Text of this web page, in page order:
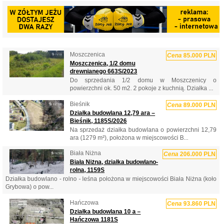
Moszczenica Cena 85.000 PLN
Moszczenica, 1/2 domu
drewnianego 663S/2023
Do sprzedania 1/2 domu w Moszczenicy o
powierzchni ok. 50 m2. 2 pokoje z kuchnią. Działka ...
Bieśnik Cena 89.000 PLN
Działka budowlana 12,79 ara –
Bieśnik, 1185S/2026
Na sprzedaż działka budowlana o powierzchni 12,79
ara (1279 m²), położona w miejscowości B...
Biała Niżna Cena 206.000 PLN
Biała Niżna, działka budowlano-
rolna, 1159S
Działka budowlano - rolno - leśna położona w miejscowości Biała Niżna (koło
Grybowa) o pow...
Hańczowa Cena 93.860 PLN
Działka budowlana 10 a –
Hańczowa 1181S